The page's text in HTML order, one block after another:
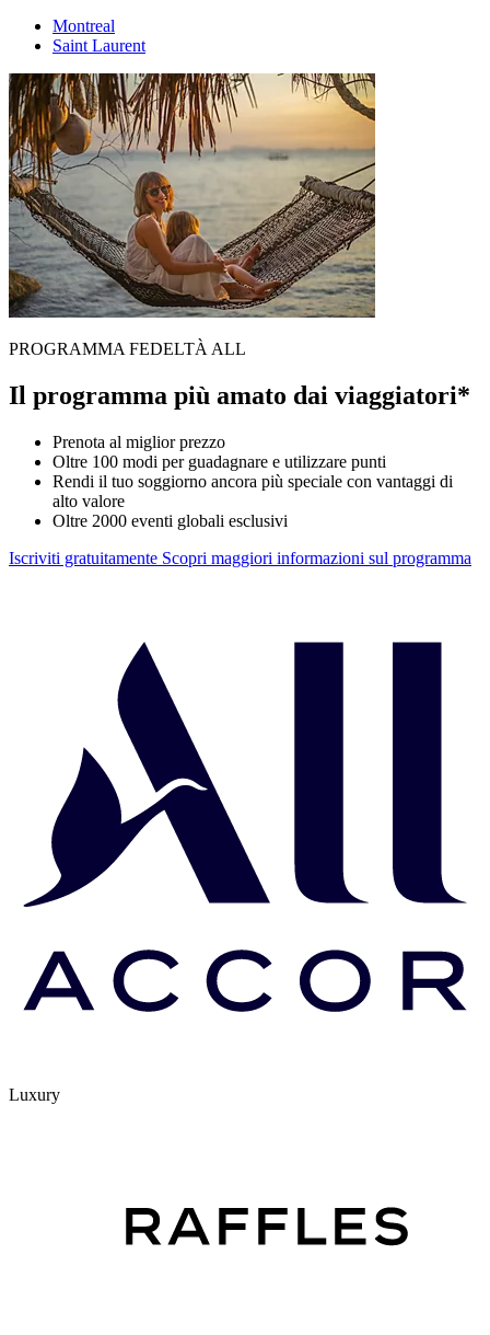
Montreal
Saint Laurent
PROGRAMMA FEDELTÀ ALL
Il programma più amato dai viaggiatori*
Prenota al miglior prezzo
Oltre 100 modi per guadagnare e utilizzare punti
Rendi il tuo soggiorno ancora più speciale con vantaggi di
alto valore
Oltre 2000 eventi globali esclusivi
Iscriviti gratuitamente Scopri maggiori informazioni sul programma
Luxury